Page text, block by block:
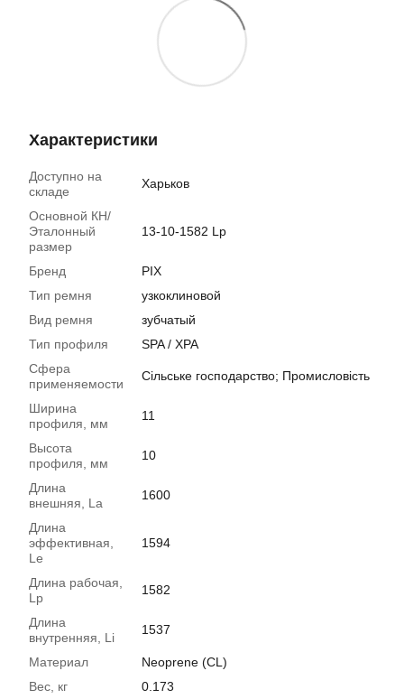
Характеристики
Доступно на
складе
Харьков
Основной КН/
Эталонный
размер
13-10-1582 Lp
Бренд
PIX
Тип ремня
узкоклиновой
Вид ремня
зубчатый
Тип профиля
SPA / XPA
Сфера
применяемости
Сільське господарство; Промисловість
Ширина
профиля, мм
11
Высота
профиля, мм
10
Длина
внешняя, La
1600
Длина
эффективная,
Le
1594
Длина рабочая,
Lp
1582
Длина
внутренняя, Li
1537
Материал
Neoprene (CL)
Вес, кг
0.173